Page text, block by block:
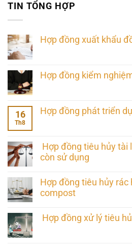
TIN TỔNG HỢP
Hợp đồng xuất khẩu
Hợp đồng kiểm
16
Th8
Hợp đồng phát triển
Hợp đồng tiêu hủy tài
còn sử dụng
Hợp đồng tiêu hủy
compost
Hợp đồng xử lý tiêu